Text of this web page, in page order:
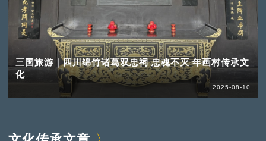
三国旅游｜四川绵竹诸葛双忠祠 忠魂不灭 年画村传承文
化
2025-08-10